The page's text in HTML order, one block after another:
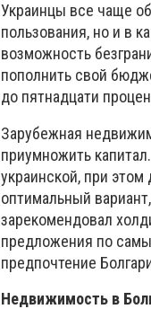
Украинцы все чаще
пользования, но и в
возможность
пополнить свой
до пятнадцати
Зарубежная
приумножить
украинской, при
оптимальный
зарекомендовал
предложения по
предпочтение
Недвижимость в